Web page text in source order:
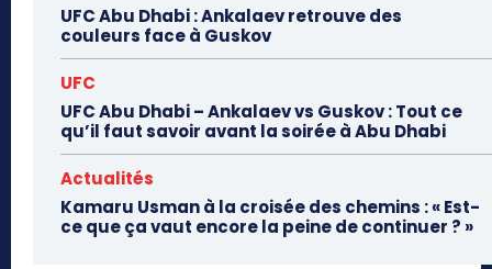
UFC Abu Dhabi : Ankalaev retrouve des
couleurs face à Guskov
UFC
UFC Abu Dhabi – Ankalaev vs Guskov : Tout ce
qu’il faut savoir avant la soirée à Abu Dhabi
Actualités
Kamaru Usman à la croisée des chemins : « Est-
ce que ça vaut encore la peine de continuer ? »